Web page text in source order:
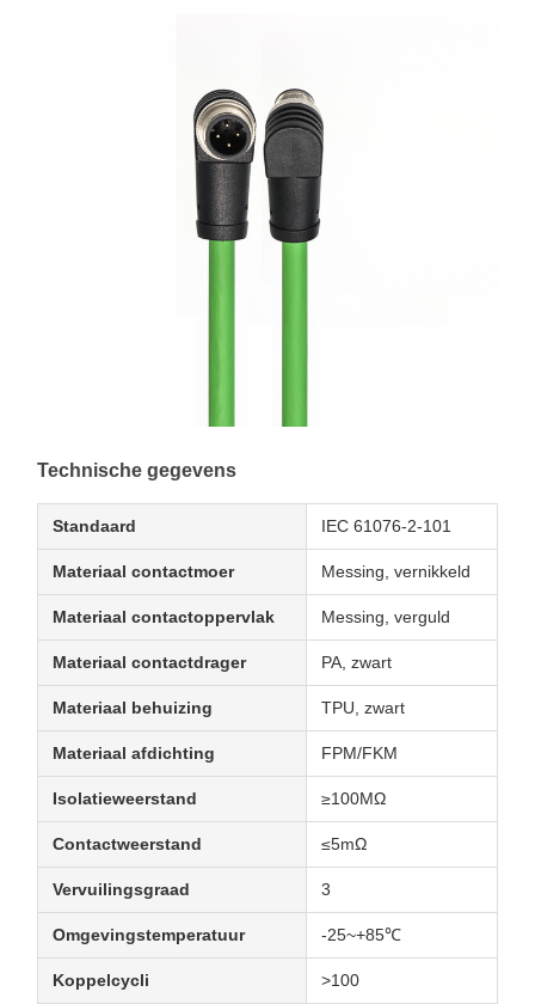
Technische gegevens
Standaard IEC 61076-2-101
Materiaal contactmoer Messing, vernikkeld
Materiaal contactoppervlak Messing, verguld
Materiaal contactdrager PA, zwart
Materiaal behuizing TPU, zwart
Materiaal afdichting FPM/FKM
Isolatieweerstand ≥100MΩ
Contactweerstand ≤5mΩ
Vervuilingsgraad 3
Omgevingstemperatuur -25~+85℃
Koppelcycli >100